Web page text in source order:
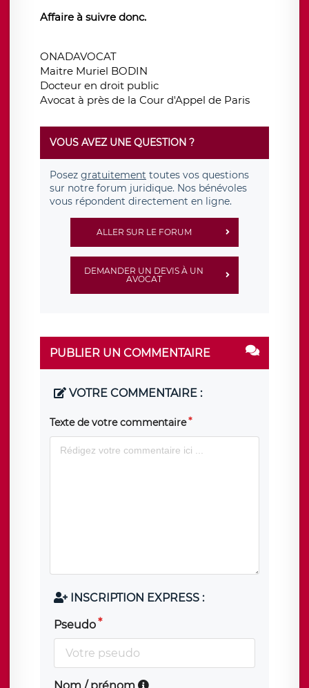
Affaire à suivre donc.
ONADAVOCAT
Maitre Muriel BODIN
Docteur en droit public
Avocat à près de la Cour d'Appel de Paris
VOUS AVEZ UNE QUESTION ?
Posez gratuitement toutes vos questions
sur notre forum juridique. Nos bénévoles
vous répondent directement en ligne.
ALLER SUR LE FORUM
DEMANDER UN DEVIS À UN
AVOCAT
PUBLIER UN COMMENTAIRE
VOTRE COMMENTAIRE :
Texte de votre commentaire
INSCRIPTION EXPRESS :
Pseudo